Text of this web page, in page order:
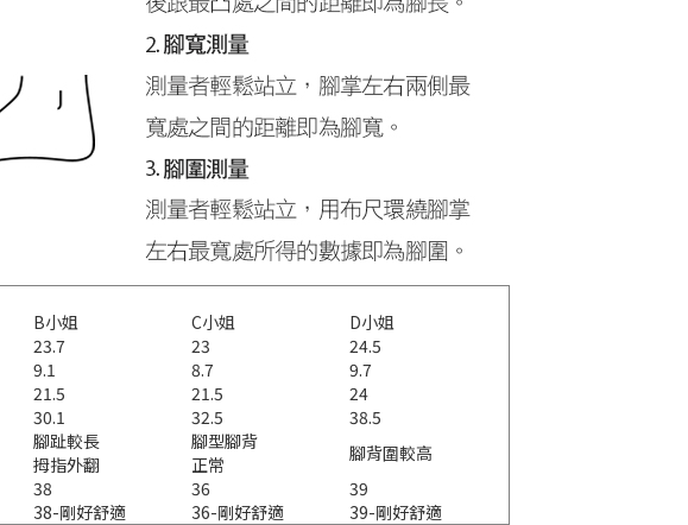
B小姐 C小姐
D小姐
23.7 23
24.5
9.1 8.7
9.7
21.5 21.5
24
30.1 32.5
38.5
腳趾較長
拇指外翻
腳型腳背
正常
腳背圍較高
38 36
39
38-剛好舒適 36-剛好舒適 39-剛好舒適